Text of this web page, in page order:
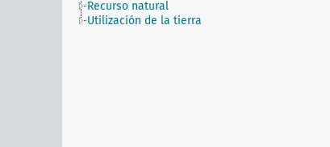
Recurso natural
Utilización de la tierra